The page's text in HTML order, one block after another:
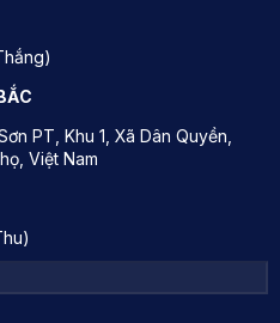
PT, Khu 1, Xã Dân Quyền,
Việt Nam